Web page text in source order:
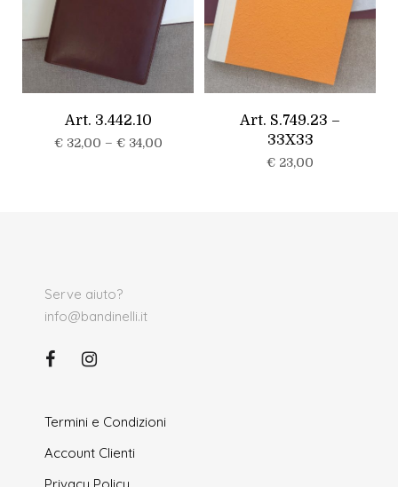
Art. 3.442.10
€32,00 – €34,00
Art. S.749.23 –
33X33
€ 23,00
Serve aiuto?
info@bandinelli.it
Termini e Condizioni
Account Clienti